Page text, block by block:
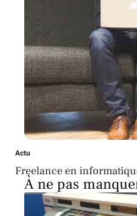
Actu
Freelance en
À ne pas